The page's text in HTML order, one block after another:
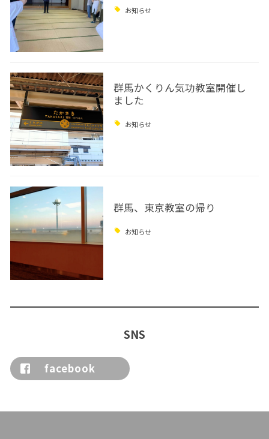
お知らせ
群馬かくりん気功教室開催し
ました
お知らせ
群馬、東京教室の帰り
お知らせ
SNS
facebook